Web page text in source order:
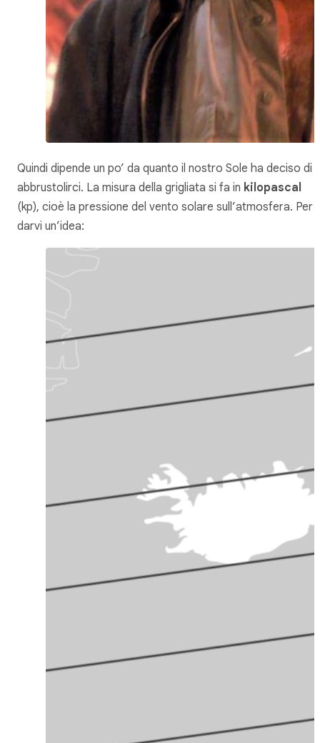
Quindi dipende un po’ da quanto il nostro Sole ha deciso di
abbrustolirci. La misura della grigliata si fa in kilopascal
(kp), cioè la pressione del vento solare sull’atmosfera. Per
darvi un’idea: